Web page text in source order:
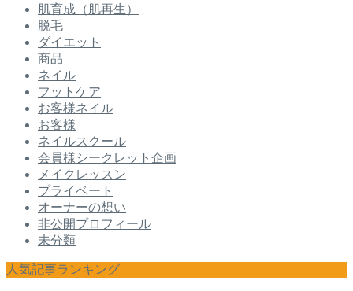
肌育成（肌再生）
脱毛
ダイエット
商品
ネイル
フットケア
お客様ネイル
お客様
ネイルスクール
会員様シークレット企画
メイクレッスン
プライベート
オーナーの想い
非公開プロフィール
未分類
人気記事ランキング